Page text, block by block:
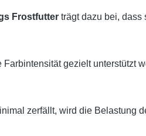
Frostfutter trägt dazu bei,
gezielt unterstützt
zerfällt, wird die Belastung